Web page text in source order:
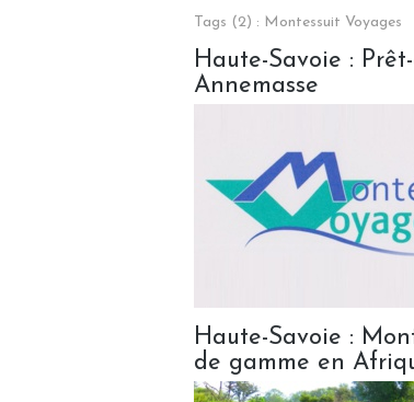
Tags (2) : Montessuit Voyages
Haute-Savoie :
Annemasse
Haute-Savoie :
de gamme en